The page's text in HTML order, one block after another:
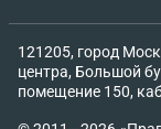
121205, город
центра, Большой
помещение 150,